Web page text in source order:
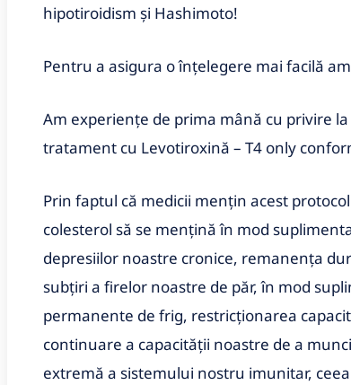
hipotiroidism şi Hashimoto!
Pentru a asigura o înţelegere mai facilă
Am experienţe de prima mână cu privire
tratament cu Levotiroxină – T4 only
Prin faptul că medicii menţin acest
colesterol să se menţină în mod
depresiilor noastre cronice, remanenţa
subţiri a firelor noastre de păr, în mod
permanente de frig, restricţionarea
continuare a capacităţii noastre de a
extremă a sistemului nostru imunitar,